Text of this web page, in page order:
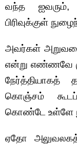
வந்த ஐவரும்,
பிரிவுக்குள்
அவர்கள்
என்று எண்ணவே
நேர்த்தியாகத்
கொஞ்சம் கூடப்
கொண்டே உள்ளே
ஏதோ